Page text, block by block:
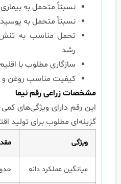
نسبتاً متحمل به بیماری
نسبتاً متحمل به
تحمل مناسب به
رشد
سازگاری مطلوب با
کیفیت مناسب روغن و
مشخصات زراعی رقم نیما
این رقم دارای ویژگی‌های
گزینه‌ای مطلوب برای تولید
ویژگی
میانگین عملکرد دانه حدود ۴۰۸۷